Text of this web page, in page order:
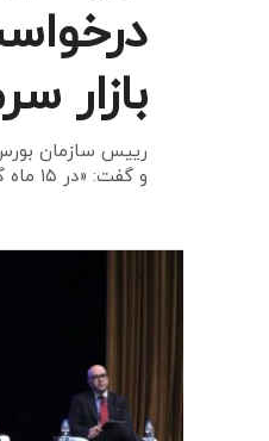
بازار
رییس سازمان بورس
و گفت: «در ۱۵ ماه گذشته...